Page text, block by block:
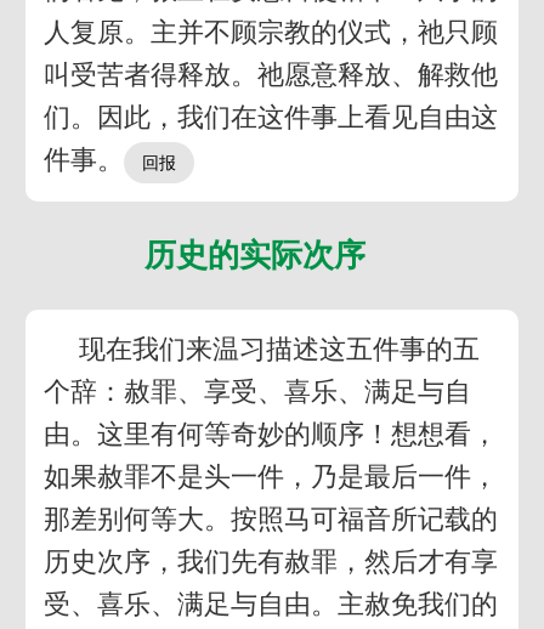
人复原。主并不顾宗教的仪式，祂只顾
叫受苦者得释放。祂愿意释放、解救他
们。因此，我们在这件事上看见自由这
件事。
历史的实际次序
现在我们来温习描述这五件事的五
个辞：赦罪、享受、喜乐、满足与自
由。这里有何等奇妙的顺序！想想看，
如果赦罪不是头一件，乃是最后一件，
那差别何等大。按照马可福音所记载的
历史次序，我们先有赦罪，然后才有享
受、喜乐、满足与自由。主赦免我们的